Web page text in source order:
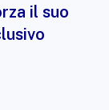
il suo